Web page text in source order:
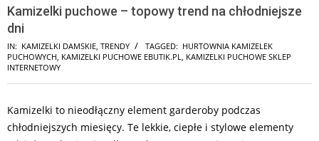
Kamizelki puchowe – topowy trend na chłodniejsze
dni
IN: KAMIZELKI DAMSKIE TRENDY TAGGED: HURTOWNIA KAMIZELEK
PUCHOWYCH KAMIZELKI PUCHOWE EBUTIK.PL
KAMIZELKI PUCHOWE SKLEP
INTERNETOWY
Kamizelki to nieodłączny element garderoby podczas
chłodniejszych miesięcy. Te lekkie, ciepłe i stylowe elementy